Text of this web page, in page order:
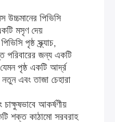
উচ্চমানের পিভিসি
মসৃণ দেয়
পৃষ্ঠ স্ক্র্যাচ,
পরিবারের জন্য একটি
পৃষ্ঠ একটি আর্দ্র
এবং তাজা চেহারা
আকর্ষণীয়
শক্ত কাঠামো সরবরাহ